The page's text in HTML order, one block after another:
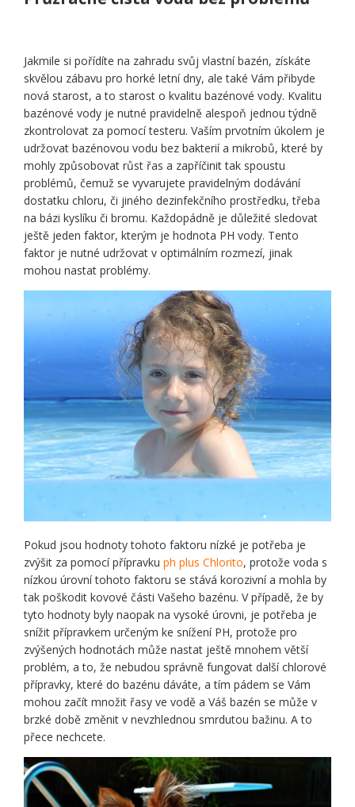
Jakmile si pořídíte na zahradu svůj vlastní bazén, získáte
skvělou zábavu pro horké letní dny, ale také Vám přibyde
nová starost, a to starost o kvalitu bazénové vody. Kvalitu
bazénové vody je nutné pravidelně alespoň jednou týdně
zkontrolovat za pomocí testeru. Vaším prvotním úkolem je
udržovat bazénovou vodu bez bakterií a mikrobů, které by
mohly způsobovat růst řas a zapříčinit tak spoustu
problémů, čemuž se vyvarujete pravidelným dodávání
dostatku chloru, či jiného dezinfekčního prostředku, třeba
na bázi kyslíku či bromu. Každopádně je důležité sledovat
ještě jeden faktor, kterým je hodnota PH vody. Tento
faktor je nutné udržovat v optimálním rozmezí, jinak
mohou nastat problémy.
Pokud jsou hodnoty tohoto faktoru nízké je potřeba je
zvýšit za pomocí přípravku ph plus Chlorito, protože voda s
nízkou úrovní tohoto faktoru se stává korozivní a mohla by
tak poškodit kovové části Vašeho bazénu. V případě, že by
tyto hodnoty byly naopak na vysoké úrovni, je potřeba je
snížit přípravkem určeným ke snížení PH, protože pro
zvýšených hodnotách může nastat ještě mnohem větší
problém, a to, že nebudou správně fungovat další chlorové
přípravky, které do bazénu dáváte, a tím pádem se Vám
mohou začít množit řasy ve vodě a Váš bazén se může v
brzké době změnit v nevzhlednou smrdutou bažinu. A to
přece nechcete.